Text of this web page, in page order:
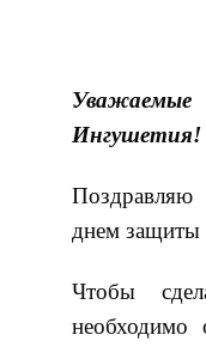
Ингушетия!
днем защиты
Чтобы